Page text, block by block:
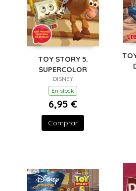
TOY STORY 5.
SUPERCOLOR
DISNEY
En stock
6,95 €
Comprar